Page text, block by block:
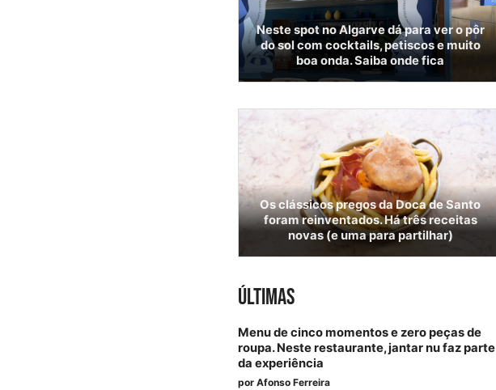
Neste spot no Algarve dá para ver o pôr
do sol com cocktails, petiscos e muito
boa onda. Saiba onde fica
Os clássicos pregos da Doca de Santo
foram reinventados. Há três receitas
novas (e uma para partilhar)
ÚLTIMAS
Menu de cinco momentos e zero peças de
roupa. Neste restaurante, jantar nu faz parte
da experiência
por Afonso Ferreira